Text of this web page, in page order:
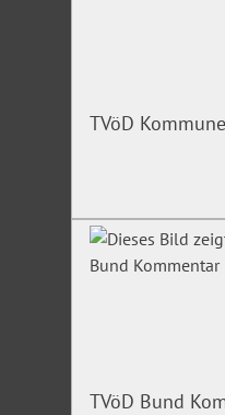
TVöD
TVöD Bund